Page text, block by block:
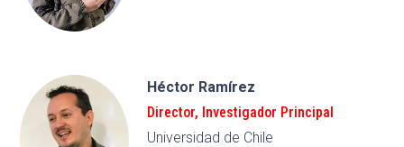
Héctor Ramírez
Director, Investigador Principal
Universidad de Chile